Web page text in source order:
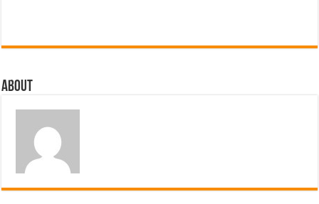
About